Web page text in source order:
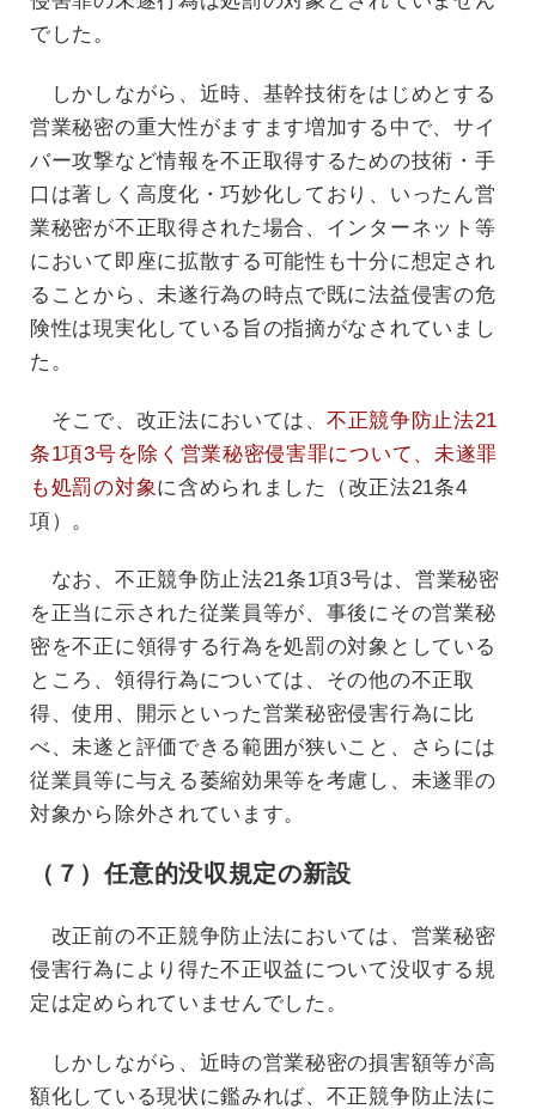
でした。
しかしながら、近時、基幹技術をはじめとする
営業秘密の重大性がますます増加する中で、サイ
バー攻撃など情報を不正取得するための技術・手
口は著しく高度化・巧妙化しており、いったん営
業秘密が不正取得された場合、インターネット等
において即座に拡散する可能性も十分に想定され
ることから、未遂行為の時点で既に法益侵害の危
険性は現実化している旨の指摘がなされていまし
た。
そこで、改正法においては、 不正競争防止法21
条1項3号を除く営業秘密侵害罪について、未遂罪
も処罰の対象に含められました（改正法21条4
項）。
なお、不正競争防止法21条1項3号は、営業秘密
を正当に示された従業員等が、事後にその営業秘
密を不正に領得する行為を処罰の対象としている
ところ、領得行為については、その他の不正取
得、使用、開示といった営業秘密侵害行為に比
べ、未遂と評価できる範囲が狭いこと、さらには
従業員等に与える萎縮効果等を考慮し、未遂罪の
対象から除外されています。
（７）任意的没収規定の新設
改正前の不正競争防止法においては、営業秘密
侵害行為により得た不正収益について没収する規
定は定められていませんでした。
しかしながら、近時の営業秘密の損害額等が高
額化している現状に鑑みれば、不正競争防止法に